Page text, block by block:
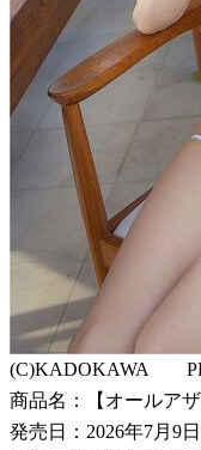
(C)KADOKAWA
商品名：【オールア
発売日：2026年7月9日